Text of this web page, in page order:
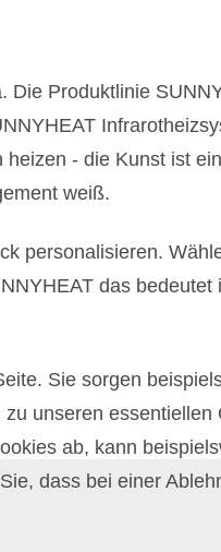
Produktlinie
- die Kunst ist
weiß.
personalisieren.
das
Sie sorgen
unseren
ab, kann
dass bei einer